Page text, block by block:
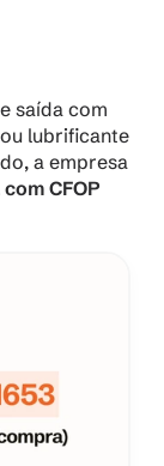
saída com
lubrificante
a empresa
CFOP